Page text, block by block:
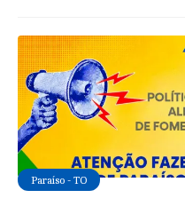
Paraíso - TO